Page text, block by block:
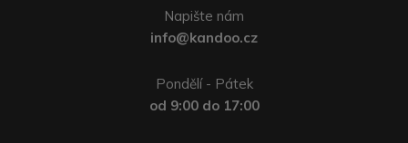
Napište nám
info@kandoo.cz
Pondělí - Pátek
od 9:00 do 17:00